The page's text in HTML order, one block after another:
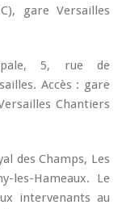
gare Versailles
5, rue de
Accès : gare
Chantiers
des Champs, Les
les-Hameaux. Le
intervenants au